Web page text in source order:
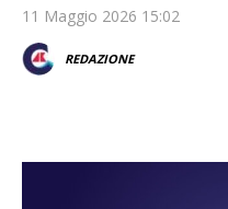
11 Maggio 2026 15:02
REDAZIONE